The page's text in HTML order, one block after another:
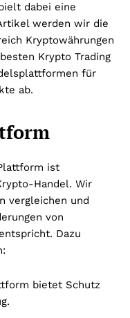
dabei eine
werden wir die
Kryptowährungen
Krypto Trading
für
ab.
ist
Handel. Wir
vergleichen und
von
Dazu
bietet Schutz